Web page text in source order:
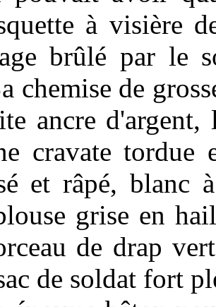
à visière
brûlé par le
chemise de
ancre
cravate tordue
et râpé, blanc
grise en
de drap
de soldat fort